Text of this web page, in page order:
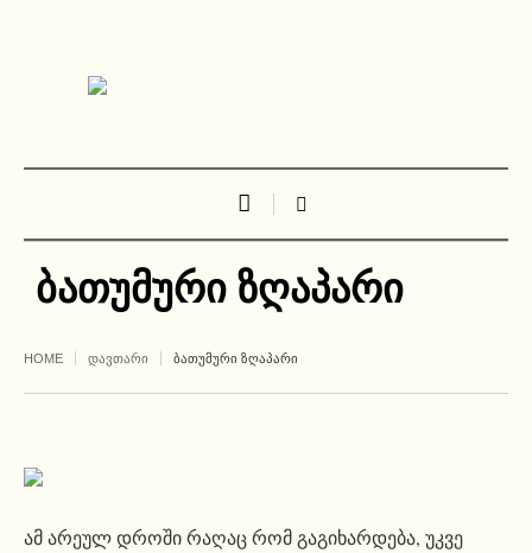
ბათუმური ზღაპარი
HOME ᲓᲐᲕᲗᲐᲠᲘ ᲑᲐᲗᲣᲛᲣᲠᲘ ᲖᲦᲐᲞᲐᲠᲘ
ამ არეულ დროში რაღაც რომ გაგიხარდება, უკვე